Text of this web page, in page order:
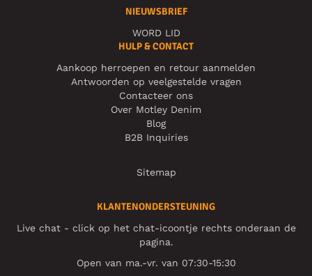
NIEUWSBRIEF
WORD LID
HULP & CONTACT
Aankoop herroepen en retour aanmelden
Antwoorden op veelgestelde vragen
Contacteer ons
Over Motley Denim
Blog
B2B Inquiries
Sitemap
KLANTENONDERSTEUNING
Live chat - click op het chat-icoontje rechts onderaan de
pagina.
Open van ma.-vr. van 07:30-15:30